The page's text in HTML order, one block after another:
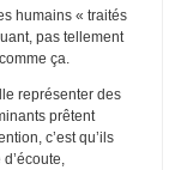
humains « traités
pas tellement
ça.
représenter des
prêtent
c’est qu’ils